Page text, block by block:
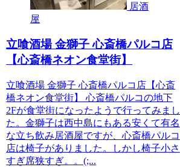
居酒
屋
立喰酒場 金獅子 心斎橋パルコ店
【心斎橋ネオン食堂街】
立喰酒場 金獅子 心斎橋パルコ店【心斎
橋ネオン食堂街】 心斎橋パルコの地下
2Fが食堂街になったようで行ってみまし
た。金獅子は西中島にもある安くて有名
な立ち飲み居酒屋ですが、心斎橋パルコ
店は椅子がありました。しかし椅子小さ
すぎ席狭すぎ。。(;...